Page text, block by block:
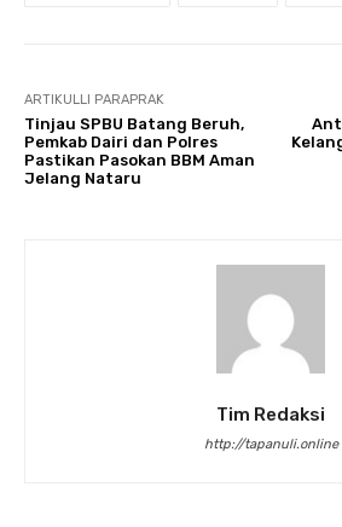
ARTIKULLI PARAPRAK
Tinjau SPBU Batang Beruh,
Pemkab Dairi dan Polres
Pastikan Pasokan BBM Aman
Jelang Nataru
Tim Redaksi
http://tapanuli.online